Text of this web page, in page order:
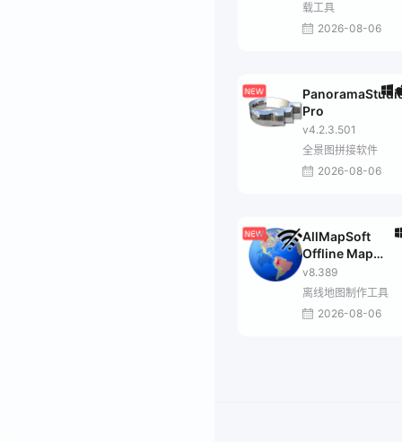
载工具
2026-08-06
Pro
v4.2.3.501
全景图拼接软件
2026-08-06
AllMapSoft
Offline Map
Maker
v8.389
离线地图制作工具
2026-08-06